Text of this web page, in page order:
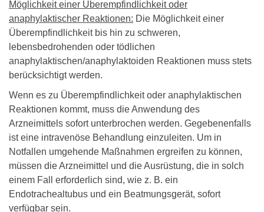
Möglichkeit einer Überempfindlichkeit oder
anaphylaktischer Reaktionen: Die Möglichkeit einer
Überempfindlichkeit bis hin zu schweren,
lebensbedrohenden oder tödlichen
anaphylaktischen/anaphylaktoiden Reaktionen muss stets
berücksichtigt werden.
Wenn es zu Überempfindlichkeit oder anaphylaktischen
Reaktionen kommt, muss die Anwendung des
Arzneimittels sofort unterbrochen werden. Gegebenenfalls
ist eine intravenöse Behandlung einzuleiten. Um in
Notfallen umgehende Maßnahmen ergreifen zu können,
müssen die Arzneimittel und die Ausrüstung, die in solch
einem Fall erforderlich sind, wie z. B. ein
Endotrachealtubus und ein Beatmungsgerät, sofort
verfügbar sein.